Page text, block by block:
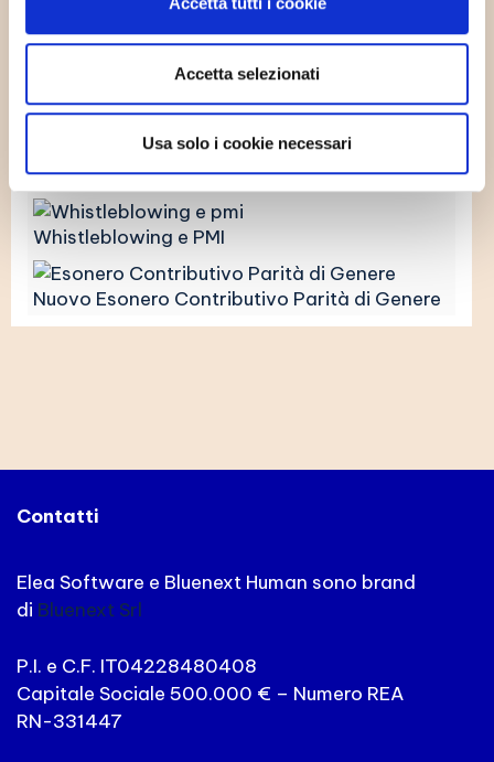
Accetta selezionati
Usa solo i cookie necessari
Il Futuro della Gestione delle Risorse Umane
Gestione Avanzata delle Trasferte Aziendali
La Metamorfosi Digitale
Whistleblowing e PMI
Nuovo Esonero Contributivo Parità di Genere
Contatti
Elea Software e Bluenext Human sono brand
di Bluenext Srl
P.I. e C.F. IT04228480408
Capitale Sociale 500.000 € – Numero REA
RN-331447